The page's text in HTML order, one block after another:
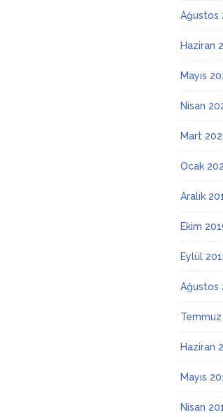
Ağustos
Haziran
Mayıs
Nisan
Mart
Ocak
Aralık
Ekim
Eylül
Ağustos
Haziran
Mayıs
Nisan